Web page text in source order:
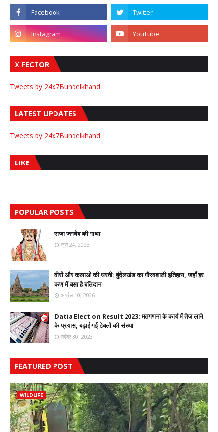
X FECTOR
Tweets by 24x7Bundelkhand
LATEST UPDATES
Tweets by 24x7Bundelkhand
LIKE
POPULAR POSTS
राजा जगदेव की गाथा
जून 24, 2023
वीरों और कलाओं की धरती: बुंदेलखंड का गौरवशाली इतिहास, जहाँ हर
कण में बसा है बलिदान
अप्रैल 10, 2026
Datia Election Result 2023: मतगणना के कार्य में तेज लाने
के प्रयास, बढ़ाई गई टेबलों की संख्या
नवंबर 30, 2023
FEATURED POST
WILDLIFE